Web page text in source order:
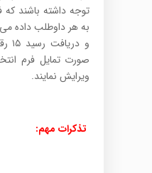
توجه داشته باشند که
به هر داوطلب داده
و
صورت تمایل فرم
ویرایش نمایند.
تذکرات مهم: